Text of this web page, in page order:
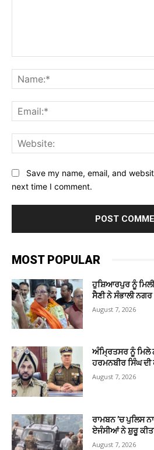
Save my name, email, and
next time I comment.
MOST POPULAR
ਹੁਸ਼ਿਆਰਪੁਰ ਨੂੰ
ਸੈਣੀ ਨੇ ਸੰਭਾਲੀ
August 7, 2026
ਅੰਮ੍ਰਿਤਸਰ ਨੂੰ ਮਿਲੇ
ਹਰਮਨਬੀਰ ਸਿੰਘ
August 7, 2026
ਰਾਮਬਨ ’ਚ ਪੁਲਿਸ
ਏਜੰਸੀਆਂ ਨੇ ਸ਼ੁਰੂ
August 7, 2026